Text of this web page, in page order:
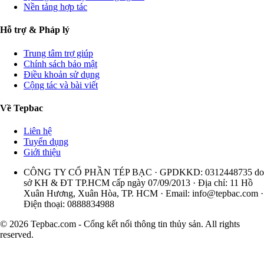
Nền tảng hợp tác
Hỗ trợ & Pháp lý
Trung tâm trợ giúp
Chính sách bảo mật
Điều khoản sử dụng
Cộng tác và bài viết
Về Tepbac
Liên hệ
Tuyển dụng
Giới thiệu
CÔNG TY CỔ PHẦN TÉP BẠC · GPDKKD: 0312448735 do
sở KH & ĐT TP.HCM cấp ngày 07/09/2013 · Địa chỉ: 11 Hồ
Xuân Hương, Xuân Hòa, TP. HCM · Email: info@tepbac.com ·
Điện thoại: 0888834988
© 2026 Tepbac.com - Cổng kết nối thông tin thủy sản. All rights
reserved.